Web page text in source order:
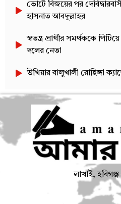
ভোটে বিজয়ের পর
হাসনাত আবদুল্লাহর
স্বতন্ত্র প্রার্থীর সমর্থককে
দলের নেতা
উখিয়ার বালুখালী রোহিঙ্গা
লাখাই,